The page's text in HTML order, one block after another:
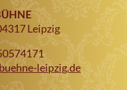
Leipzig
leipzig.de